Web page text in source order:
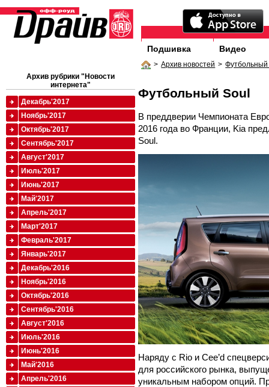
Подшивка Видео
> Архив новостей >
Футбольный Soul
В преддверии Чемпионата
2016 года во Франции, Kia
Soul.
Наряду с Rio и Cee’d
для российского рынка,
уникальным набором опций.
Архив рубрики "Новости
интернета"
Декабрь'2017
Ноябрь'2017
Октябрь'2017
Сентябрь'2017
Август'2017
Июль'2017
Июнь'2017
Май'2017
Апрель'2017
Март'2017
Февраль'2017
Январь'2017
Декабрь'2016
Ноябрь'2016
Октябрь'2016
Сентябрь'2016
Август'2016
Июль'2016
Июнь'2016
Май'2016
Апрель'2016